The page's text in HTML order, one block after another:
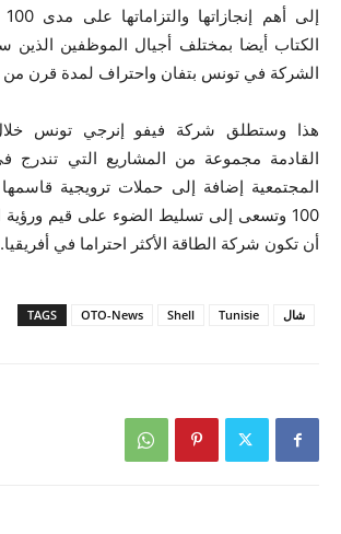
الكتاب أيضا بمختلف أجيال الموظفين الذين
الشركة في تونس بتفان واحتراف لمدة قرن من
هذا وستطلق شركة فيفو إنرجي تونس خلال
القادمة مجموعة من المشاريع التي تندرج
المجتمعية إضافة إلى حملات ترويجية
100 وتسعى إلى تسليط الضوء على قيم
أن تكون شركة الطاقة الأكثر احتراما في أفريقيا.
TAGS OTO-News Shell Tunisie شال